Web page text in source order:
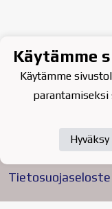
Tietosuojaseloste
Käytämme
Käytämme